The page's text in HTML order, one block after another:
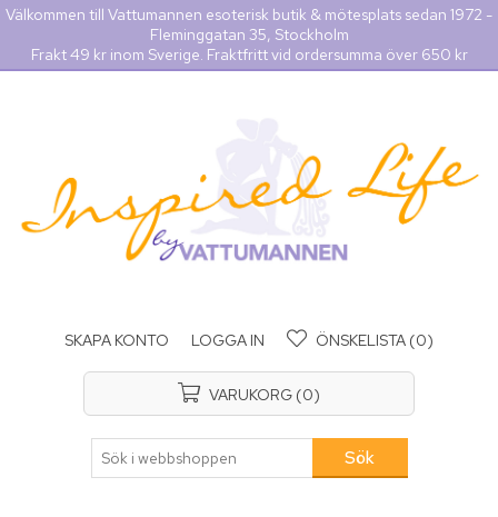
Välkommen till Vattumannen esoterisk butik & mötesplats sedan 1972 -
Fleminggatan 35, Stockholm
Frakt 49 kr inom Sverige. Fraktfritt vid ordersumma över 650 kr
SKAPA KONTO LOGGA IN ÖNSKELISTA (0)
VARUKORG (0)